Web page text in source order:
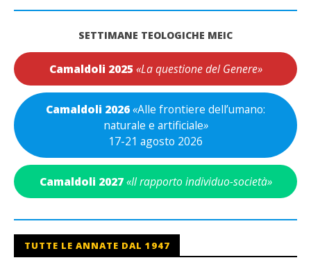
SETTIMANE TEOLOGICHE MEIC
Camaldoli 2025 «La questione del Genere»
Camaldoli 2026«Alle frontiere dell’umano:
naturale e artificiale»
17-21 agosto 2026
Camaldoli 2027 «Il rapporto individuo-società»
TUTTE LE ANNATE DAL 1947